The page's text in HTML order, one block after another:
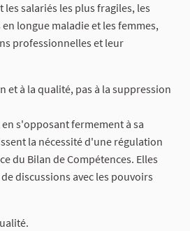
salariés les plus fragiles, les
longue maladie et les femmes,
professionnelles et leur
et à la qualité, pas à la suppression
s'opposant fermement à sa
la nécessité d'une régulation
du Bilan de Compétences. Elles
discussions avec les pouvoirs